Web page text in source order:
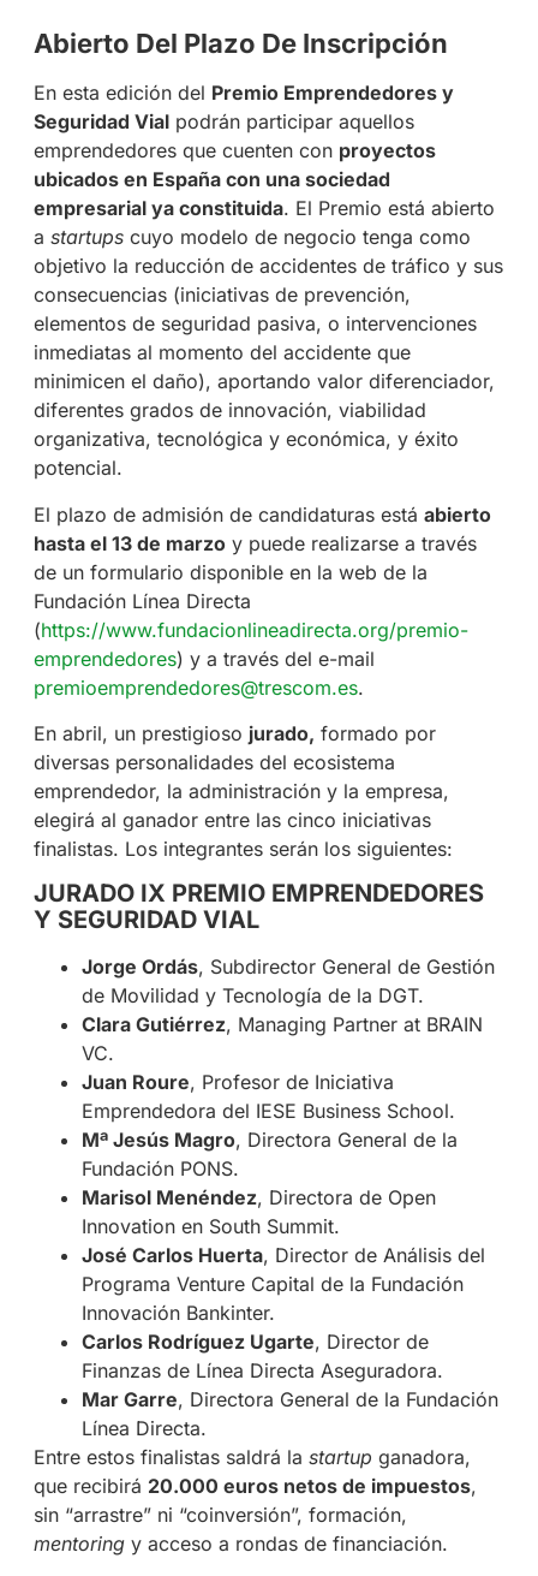
Abierto Del Plazo De Inscripción
En esta edición del Premio Emprendedores y
Seguridad Vialpodrán participar aquellos
emprendedores que cuenten con proyectos
ubicados en España con una sociedad
empresarial ya constituida. El Premio está abierto
a startupscuyo modelo de negocio tenga como
objetivo la reducción de accidentes de tráfico y sus
consecuencias (iniciativas de prevención,
elementos de seguridad pasiva, o intervenciones
inmediatas al momento del accidente que
minimicen el daño), aportando valor diferenciador,
diferentes grados de innovación, viabilidad
organizativa, tecnológica y económica, y éxito
potencial.
El plazo de admisión de candidaturas está abierto
hasta el 13 de marzoy puede realizarse a través
de un formulario disponible en la web de la
Fundación Línea Directa
(https://www.fundacionlineadirecta.org/premio-
emprendedores) y a través del e-mail
premioemprendedores@trescom.es.
En abril, un prestigioso jurado, formado por
diversas personalidades del ecosistema
emprendedor, la administración y la empresa,
elegirá al ganador entre las cinco iniciativas
finalistas. Los integrantes serán los siguientes:
JURADO IX PREMIO EMPRENDEDORES
Y SEGURIDAD VIAL
Jorge Ordás, Subdirector General de Gestión
de Movilidad y Tecnología de la DGT.
Clara Gutiérrez, Managing Partner at BRAIN
VC.
Juan Roure, Profesor de Iniciativa
Emprendedora del IESE Business School.
Mª Jesús Magro, Directora General de la
Fundación PONS.
Marisol Menéndez, Directora de Open
Innovation en South Summit.
José Carlos Huerta, Director de Análisis del
Programa Venture Capital de la Fundación
Innovación Bankinter.
Carlos Rodríguez Ugarte, Director de
Finanzas de Línea Directa Aseguradora.
Mar Garre, Directora General de la Fundación
Línea Directa.
Entre estos finalistas saldrá la startup ganadora,
que recibirá 20.000 euros netos de impuestos,
sin “arrastre” ni “coinversión”, formación,
mentoringy acceso a rondas de financiación.